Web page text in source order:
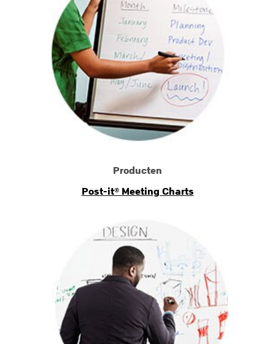
Producten
Post-it® Meeting Charts